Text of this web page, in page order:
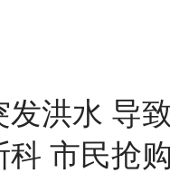
洪水 导
科 市民抢